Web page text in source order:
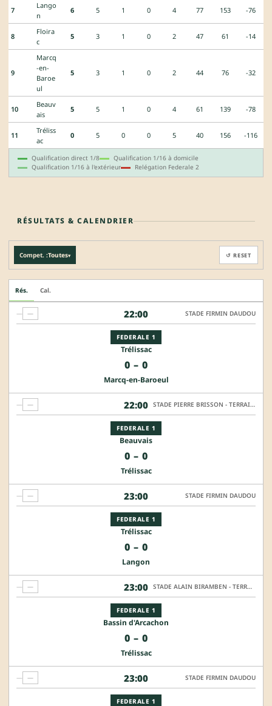
7
Lango
n
6 5 1 0 4 77 153 -76
8
Floira
c
5 3 1 0 2 47 61 -14
9
Marcq
-en-
Baroe
ul
5 3 1 0 2 44 76 -32
10
Beauv
ais
5 5 1 0 4 61 139 -78
11
Tréliss
ac
0 5 0 0 5 40 156 -116
Qualification direct 1/8
Qualification 1/16 à domicile
Qualification 1/16 à l'extérieur
Relégation Federale 2
RÉSULTATS & CALENDRIER
Compet. :Toutes▾ ↺ RESET
Rés. Cal.
22:00
FEDERALE 1
Trélissac
0 – 0
Marcq-en-Baroeul
— — STADE FIRMIN DAUDOU
22:00
FEDERALE 1
Beauvais
0 – 0
Trélissac
— — STADE PIERRE BRISSON - TERRAIN HONNEUR
23:00
FEDERALE 1
Trélissac
0 – 0
Langon
— — STADE FIRMIN DAUDOU
23:00
FEDERALE 1
Bassin d'Arcachon
0 – 0
Trélissac
— — STADE ALAIN BIRAMBEN - TERRAIN HONNEUR
23:00
FEDERALE 1
— — STADE FIRMIN DAUDOU